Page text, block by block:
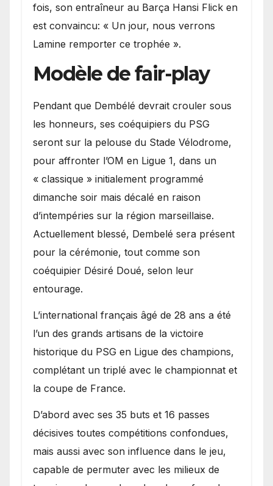
fois, son entraîneur au Barça Hansi Flick en
est convaincu: « Un jour, nous verrons
Lamine remporter ce trophée ».
Modèle de fair-play
Pendant que Dembélé devrait crouler sous
les honneurs, ses coéquipiers du PSG
seront sur la pelouse du Stade Vélodrome,
pour affronter l’OM en Ligue 1, dans un
« classique » initialement programmé
dimanche soir mais décalé en raison
d’intempéries sur la région marseillaise.
Actuellement blessé, Dembelé sera présent
pour la cérémonie, tout comme son
coéquipier Désiré Doué, selon leur
entourage.
L’international français âgé de 28 ans a été
l’un des grands artisans de la victoire
historique du PSG en Ligue des champions,
complétant un triplé avec le championnat et
la coupe de France.
D’abord avec ses 35 buts et 16 passes
décisives toutes compétitions confondues,
mais aussi avec son influence dans le jeu,
capable de permuter avec les milieux de